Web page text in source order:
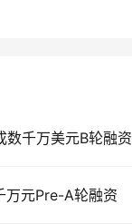
千万美元B轮融资
元Pre-A轮融资